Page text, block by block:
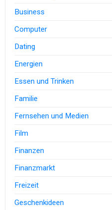
Business
Computer
Dating
Energien
Essen und Trinken
Familie
Fernsehen und Medien
Film
Finanzen
Finanzmarkt
Freizeit
Geschenkideen